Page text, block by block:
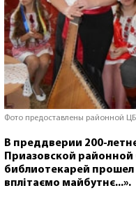
Фото предоставлены районной
В преддверии 200-
Приазовской районной
библиотекарей прошел
вплітаємо майбутнє...».